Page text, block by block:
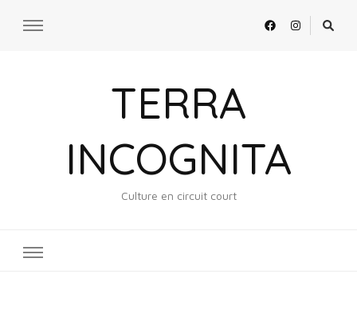
TERRA
INCOGNITA
Culture en circuit court